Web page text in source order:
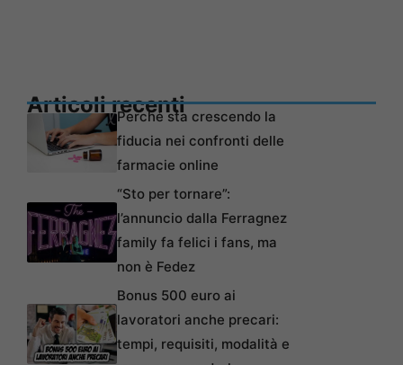
Articoli recentiPerché sta crescendo la
fiducia nei confronti delle
farmacie online
“Sto per tornare”:
l’annuncio dalla Ferragnez
family fa felici i fans, ma
non è Fedez
Bonus 500 euro ai
lavoratori anche precari:
tempi, requisiti, modalità e